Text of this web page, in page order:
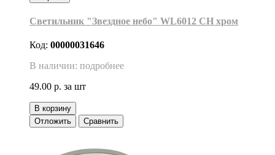
Светильник "Звездное небо" WL6012 CH хром
Код: 00000031646
В наличии: подробнее
49.00 р. за шт
В корзину
Отложить
Сравнить